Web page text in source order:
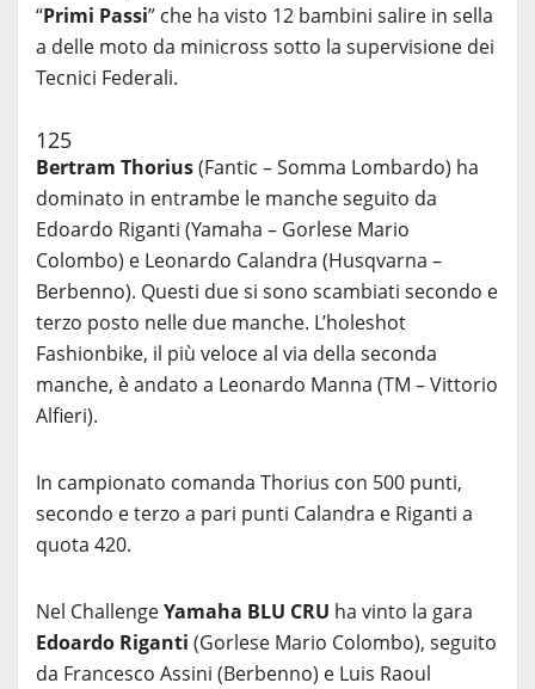
“Primi Passi” che ha visto 12 bambini salire in sella
a delle moto da minicross sotto la supervisione dei
Tecnici Federali.
125
Bertram Thorius(Fantic – Somma Lombardo) ha
dominato in entrambe le manche seguito da
Edoardo Riganti (Yamaha – Gorlese Mario
Colombo) e Leonardo Calandra (Husqvarna –
Berbenno). Questi due si sono scambiati secondo e
terzo posto nelle due manche. L’holeshot
Fashionbike, il più veloce al via della seconda
manche, è andato a Leonardo Manna (TM – Vittorio
Alfieri).
In campionato comanda Thorius con 500 punti,
secondo e terzo a pari punti Calandra e Riganti a
quota 420.
Nel ChallengeYamaha BLU CRU ha vinto la gara
Edoardo Riganti (Gorlese Mario Colombo), seguito
da Francesco Assini (Berbenno) e Luis Raoul